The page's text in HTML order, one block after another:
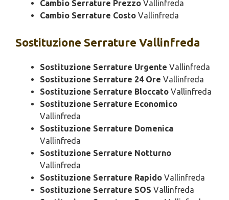
Cambio Serrature Prezzo Vallinfreda
Cambio Serrature Costo Vallinfreda
Sostituzione Serrature Vallinfreda
Sostituzione Serrature Urgente Vallinfreda
Sostituzione Serrature 24 Ore Vallinfreda
Sostituzione Serrature Bloccato Vallinfreda
Sostituzione Serrature Economico
Vallinfreda
Sostituzione Serrature Domenica
Vallinfreda
Sostituzione Serrature Notturno
Vallinfreda
Sostituzione Serrature Rapido Vallinfreda
Sostituzione Serrature SOS Vallinfreda